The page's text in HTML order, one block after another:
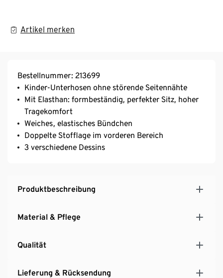
Artikel merken
Bestellnummer: 213699
Kinder-Unterhosen ohne störende Seitennähte
Mit Elasthan: formbeständig, perfekter Sitz, hoher
Tragekomfort
Weiches, elastisches Bündchen
Doppelte Stofflage im vorderen Bereich
3 verschiedene Dessins
Produktbeschreibung
Material & Pflege
Qualität
Lieferung & Rücksendung